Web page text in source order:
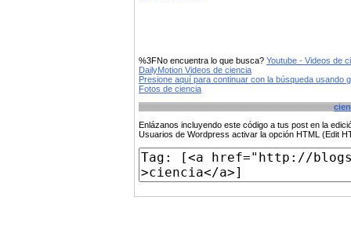
%3FNo encuentra lo que busca? Youtube - Videos de
DailyMotion Videos de ciencia
Presione aquí para continuar con la búsqueda usando
Fotos de ciencia
Enlázanos incluyendo este código a tus post en la
Usuarios de Wordpress activar la opción HTML (Edit